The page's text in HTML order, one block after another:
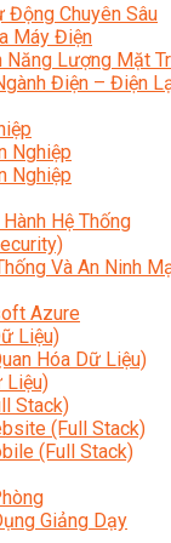
Động Chuyên Sâu
Máy Điện
Năng Lượng Mặt
Điện – Điện
Nghiệp
Nghiệp
Hệ Thống
Và An Ninh
Azure
Liệu)
Hóa Dữ Liệu)
Liệu)
Stack)
(Full Stack)
(Full Stack)
Giảng Dạy